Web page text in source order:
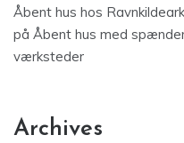
Åbent hus hos
på Åbent hus med
værksteder
Archives